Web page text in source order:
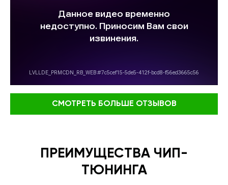
СМОТРЕТЬ БОЛЬШЕ ОТЗЫВОВ
ПРЕИМУЩЕСТВА ЧИП-
ТЮНИНГА